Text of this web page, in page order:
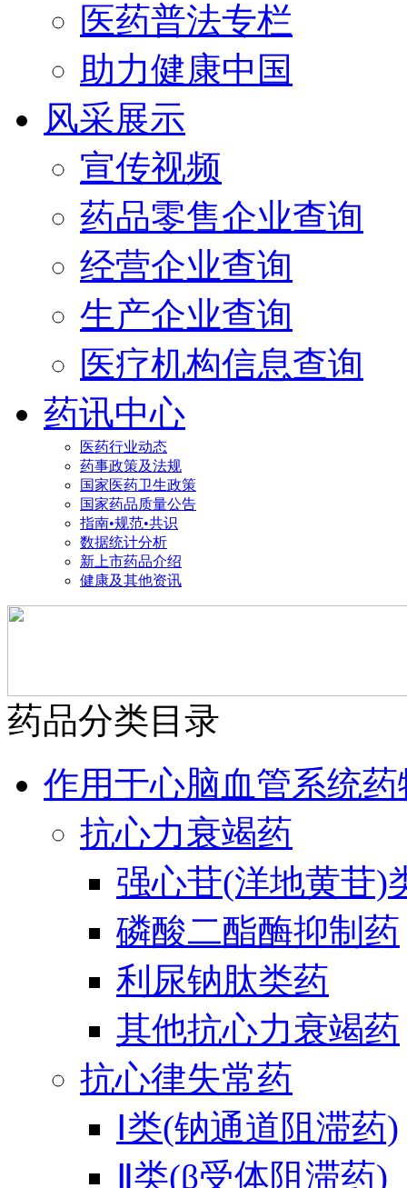
医药普法专栏
助力健康中国
风采展示
宣传视频
药品零售企业查询
经营企业查询
生产企业查询
医疗机构信息查询
药讯中心
医药行业动态
药事政策及法规
国家医药卫生政策
国家药品质量公告
指南•规范•共识
数据统计分析
新上市药品介绍
健康及其他资讯
药品分类目录
作用于心脑血管系统药
抗心力衰竭药
强心苷(洋地黄苷)
磷酸二酯酶抑制药
利尿钠肽类药
其他抗心力衰竭药
抗心律失常药
Ⅰ类(钠通道阻滞药)
Ⅱ类(β受体阻滞药)